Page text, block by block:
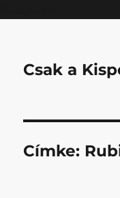
Csak a
Címke: